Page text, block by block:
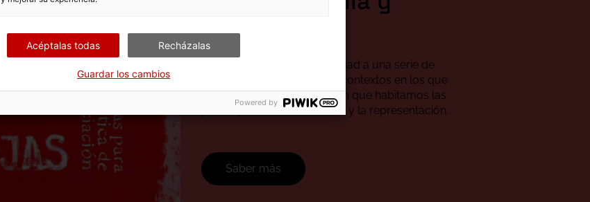
Paradojas
Esta exposición da continuidad a una serie de
conversaciones, desde los contextos en los que
vivimos, sobre los modos en que habitamos las
paradojas de la enunciación y la representación.
Saber más
Acéptalas todas Recházalas
Guardar los cambios
Powered by